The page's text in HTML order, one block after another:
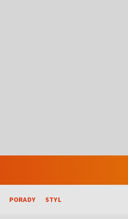
PORADY STYL